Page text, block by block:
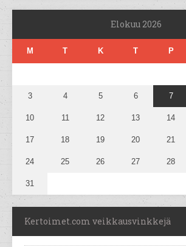
Elokuu 2026
M T K T P
3 4 5 6 7
10 11 12 13 14
17 18 19 20 21
24 25 26 27 28
31
Kertoimet.com veikkausvinkkejä